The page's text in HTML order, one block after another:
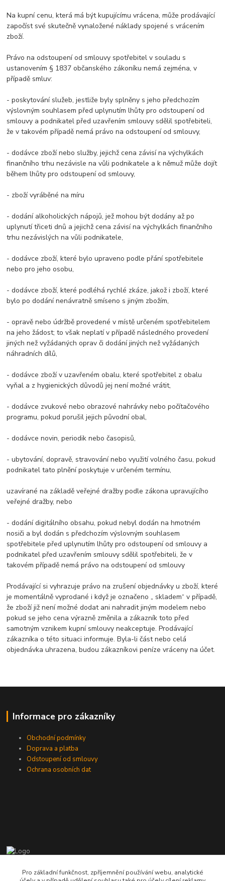
Na kupní cenu, která má být kupujícímu vrácena, může prodávající
započíst své skutečně vynaložené náklady spojené s vrácením
zboží.
Právo na odstoupení od smlouvy spotřebitel v souladu s
ustanovením § 1837 občanského zákoníku nemá zejména, v
případě smluv:
- poskytování služeb, jestliže byly splněny s jeho předchozím
výslovným souhlasem před uplynutím lhůty pro odstoupení od
smlouvy a podnikatel před uzavřením smlouvy sdělil spotřebiteli,
že v takovém případě nemá právo na odstoupení od smlouvy,
- dodávce zboží nebo služby, jejichž cena závisí na výchylkách
finančního trhu nezávisle na vůli podnikatele a k němuž může dojít
během lhůty pro odstoupení od smlouvy,
- zboží vyráběné na míru
- dodání alkoholických nápojů, jež mohou být dodány až po
uplynutí třiceti dnů a jejichž cena závisí na výchylkách finančního
trhu nezávislých na vůli podnikatele,
- dodávce zboží, které bylo upraveno podle přání spotřebitele
nebo pro jeho osobu,
- dodávce zboží, které podléhá rychlé zkáze, jakož i zboží, které
bylo po dodání nenávratně smíseno s jiným zbožím,
- opravě nebo údržbě provedené v místě určeném spotřebitelem
na jeho žádost; to však neplatí v případě následného provedení
jiných než vyžádaných oprav či dodání jiných než vyžádaných
náhradních dílů,
- dodávce zboží v uzavřeném obalu, které spotřebitel z obalu
vyňal a z hygienických důvodů jej není možné vrátit,
- dodávce zvukové nebo obrazové nahrávky nebo počítačového
programu, pokud porušil jejich původní obal,
- dodávce novin, periodik nebo časopisů,
- ubytování, dopravě, stravování nebo využití volného času, pokud
podnikatel tato plnění poskytuje v určeném termínu,
uzavírané na základě veřejné dražby podle zákona upravujícího
veřejné dražby, nebo
- dodání digitálního obsahu, pokud nebyl dodán na hmotném
nosiči a byl dodán s předchozím výslovným souhlasem
spotřebitele před uplynutím lhůty pro odstoupení od smlouvy a
podnikatel před uzavřením smlouvy sdělil spotřebiteli, že v
takovém případě nemá právo na odstoupení od smlouvy
Prodávající si vyhrazuje právo na zrušení objednávky u zboží, které
je momentálně vyprodané i když je označeno „ skladem“ v případě,
že zboží již není možné dodat ani nahradit jiným modelem nebo
pokud se jeho cena výrazně změnila a zákazník toto před
samotným vznikem kupní smlouvy neakceptuje. Prodávající
zákazníka o této situaci informuje. Byla-li část nebo celá
objednávka uhrazena, budou zákazníkovi peníze vráceny na účet.
Informace pro zákazníky
Obchodní podmínky
Doprava a platba
Odstoupení od smlouvy
Ochrana osobních dat
775724471, 773177017
Pro základní funkčnost, zpříjemnění používání webu, analytické